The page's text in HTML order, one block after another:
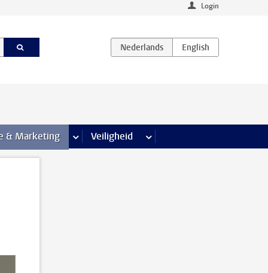
Login
& Marketing meer Communicatie & Marketing pagina’s
Veiligheid meer Veiligheid pagina’s